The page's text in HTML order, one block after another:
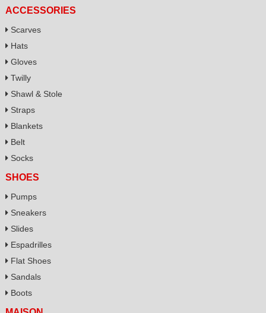
ACCESSORIES
Scarves
Hats
Gloves
Twilly
Shawl & Stole
Straps
Blankets
Belt
Socks
SHOES
Pumps
Sneakers
Slides
Espadrilles
Flat Shoes
Sandals
Boots